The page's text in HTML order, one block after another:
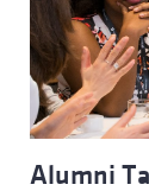
Alumni